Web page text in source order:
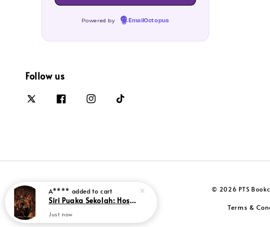
Powered by EmailOctopus
Follow us
© 2026 PTS
Terms &
A****added to cart